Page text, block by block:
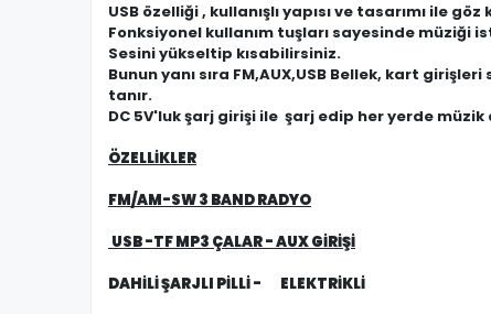
USB özelliği , kullanışlı yapısı ve tasarımı ile göz
Fonksiyonel kullanım tuşları sayesinde
Sesini yükseltip kısabilirsiniz.
Bunun yanı sıra FM,AUX,USB Bellek, kart
tanır.
DC 5V'luk şarj girişi ile şarj edip her yerde
ÖZELLİKLER
FM/AM-SW 3 BAND RADYO
USB -TF MP3 ÇALAR - AUX GİRİŞİ
DAHİLİ ŞARJLI PİLLİ -
ELEKTRİKLİ